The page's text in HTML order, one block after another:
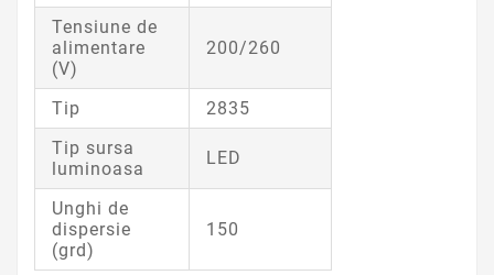
Tensiune de
alimentare
(V)
200/260
Tip
2835
Tip sursa
luminoasa
LED
Unghi de
dispersie
(grd)
150